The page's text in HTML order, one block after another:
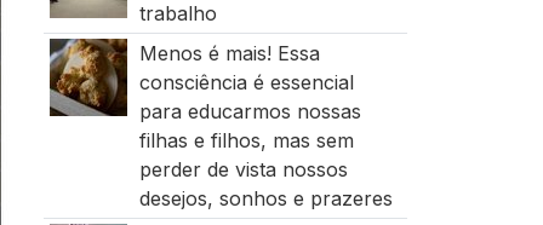
trabalho
Menos é mais! Essa
consciência é essencial
para educarmos nossas
filhas e filhos, mas sem
perder de vista nossos
desejos, sonhos e prazeres